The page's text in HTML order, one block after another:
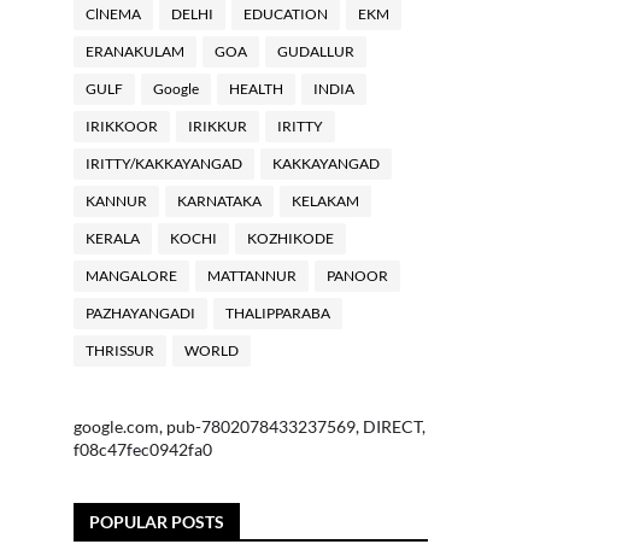
ClNEMA DELHI EDUCATION EKM
ERANAKULAM GOA GUDALLUR
GULF Google HEALTH INDIA
IRIKKOOR IRIKKUR IRITTY
IRITTY/KAKKAYANGAD KAKKAYANGAD
KANNUR KARNATAKA KELAKAM
KERALA KOCHI KOZHIKODE
MANGALORE MATTANNUR PANOOR
PAZHAYANGADI THALIPPARABA
THRISSUR WORLD
google.com, pub-7802078433237569, DIRECT,
f08c47fec0942fa0
POPULAR POSTS